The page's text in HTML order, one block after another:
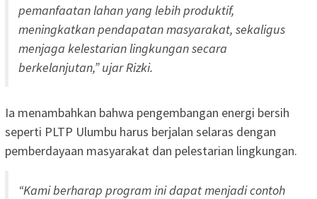
pemanfaatan lahan yang lebih produktif,
meningkatkan pendapatan masyarakat, sekaligus
menjaga kelestarian lingkungan secara
berkelanjutan,” ujar Rizki.
Ia menambahkan bahwa pengembangan energi bersih
seperti PLTP Ulumbu harus berjalan selaras dengan
pemberdayaan masyarakat dan pelestarian lingkungan.
“Kami berharap program ini dapat menjadi contoh